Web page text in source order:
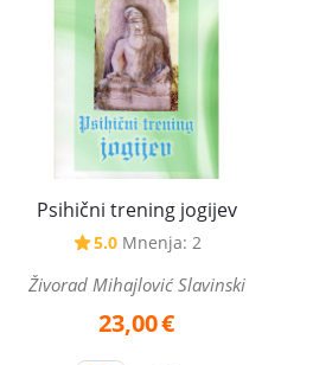
Psihični trening jogijev
5.0 Mnenja: 2
Živorad Mihajlović Slavinski
23,00€